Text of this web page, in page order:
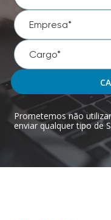
Prometemos não
enviar qualquer tipo de